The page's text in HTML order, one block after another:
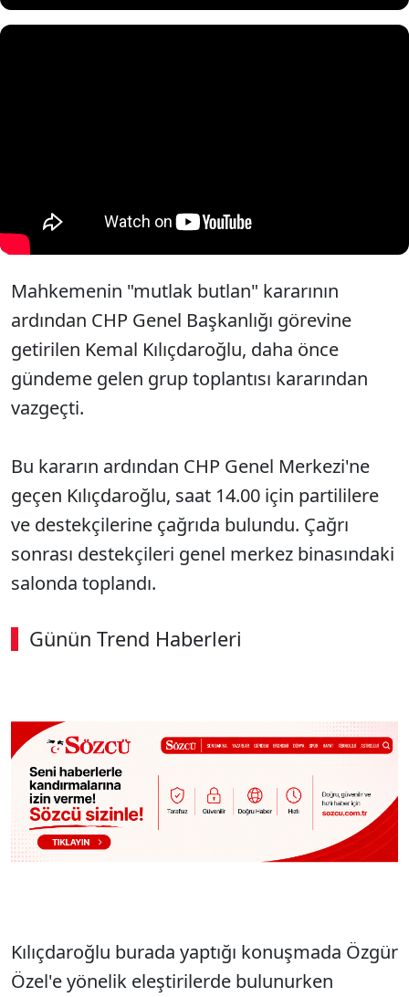
Mahkemenin "mutlak butlan" kararının
ardından CHP Genel Başkanlığı görevine
getirilen Kemal Kılıçdaroğlu, daha önce
gündeme gelen grup toplantısı kararından
vazgeçti.
Bu kararın ardından CHP Genel Merkezi'ne
geçen Kılıçdaroğlu, saat 14.00 için partililere
ve destekçilerine çağrıda bulundu. Çağrı
sonrası destekçileri genel merkez binasındaki
salonda toplandı.
Günün Trend Haberleri
Kılıçdaroğlu burada yaptığı konuşmada Özgür
Özel'e yönelik eleştirilerde bulunurken